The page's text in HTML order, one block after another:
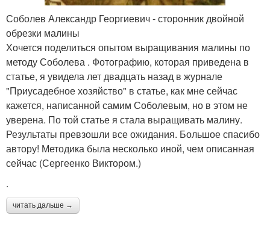
Соболев Александр Георгиевич - сторонник двойной
обрезки малины
Хочется поделиться опытом выращивания малины по
методу Соболева . Фотографию, которая приведена в
статье, я увидела лет двадцать назад в журнале
"Приусадебное хозяйство" в статье, как мне сейчас
кажется, написанной самим Соболевым, но в этом не
уверена. По той статье я стала выращивать малину.
Результаты превзошли все ожидания. Большое спасибо
автору! Методика была несколько иной, чем описанная
сейчас (Сергеенко Виктором.)
.
читать дальше →